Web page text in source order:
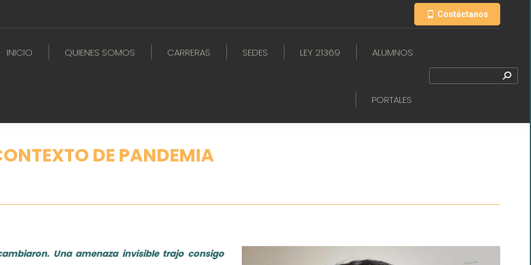
Contáctanos
INICIO QUIENES SOMOS CARRERAS SEDES LEY 21369 ALUMNOS
PORTALES
DE PANDEMIA
Una amenaza invisible trajo consigo